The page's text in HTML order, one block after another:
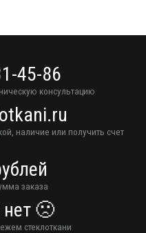
45-86
консультацию
наличие или получить счет
заказа
нет 🙁
стеклоткани